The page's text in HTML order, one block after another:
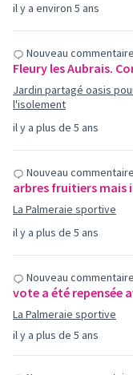
il y a environ 5 ans
il y a plus de 5 ans
Nouveau
Fleury les Aubrais.
Jardin partagé oasis
l'isolement
il y a plus de 5 ans
Nouveau
arbres fruitiers mais
La Palmeraie sportive
il y a plus de 5 ans
Nouveau
vote a été repensée
La Palmeraie sportive